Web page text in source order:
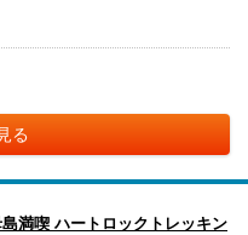
る
満喫 ハートロックトレッキン